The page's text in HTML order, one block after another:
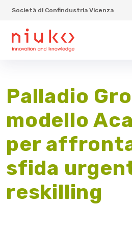
Società di Confindustria Vicenza
Palladio
modello
per
sfida
reskilling